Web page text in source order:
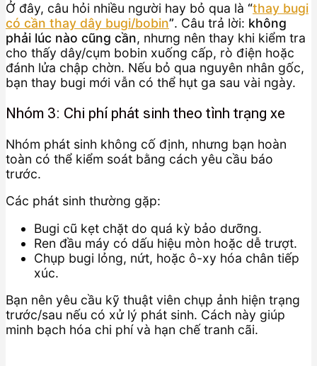
Ở đây, câu hỏi nhiều người hay bỏ qua là “thay bugi
có cần thay dây bugi/bobin”. Câu trả lời: không
phải lúc nào cũng cần, nhưng nên thay khi kiểm tra
cho thấy dây/cụm bobin xuống cấp, rò điện hoặc
đánh lửa chập chờn. Nếu bỏ qua nguyên nhân gốc,
bạn thay bugi mới vẫn có thể hụt ga sau vài ngày.
Nhóm 3: Chi phí phát sinh theo tình trạng xe
Nhóm phát sinh không cố định, nhưng bạn hoàn
toàn có thể kiểm soát bằng cách yêu cầu báo
trước.
Các phát sinh thường gặp:
Bugi cũ kẹt chặt do quá kỳ bảo dưỡng.
Ren đầu máy có dấu hiệu mòn hoặc dễ trượt.
Chụp bugi lỏng, nứt, hoặc ô-xy hóa chân tiếp
xúc.
Bạn nên yêu cầu kỹ thuật viên chụp ảnh hiện trạng
trước/sau nếu có xử lý phát sinh. Cách này giúp
minh bạch hóa chi phí và hạn chế tranh cãi.